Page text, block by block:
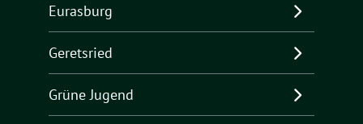
Eurasburg
Geretsried
Grüne Jugend